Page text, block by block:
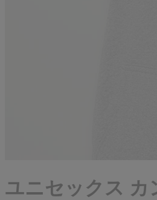
ユニセックス カ